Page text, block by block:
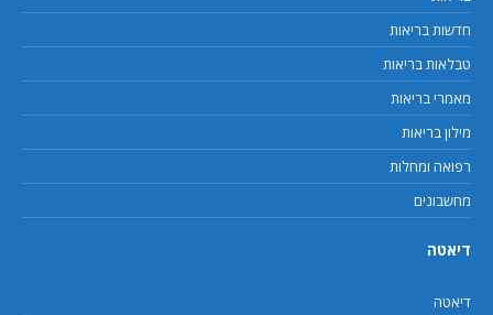
חדשות בריאות
טבלאות בריאות
מאמרי בריאות
מילון בריאות
רפואה ומחלות
מחשבונים
דיאטה
דיאטה